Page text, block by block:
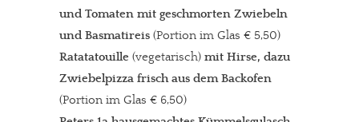
und Tomaten mit geschmorten Zwiebeln
und Basmatireis (Portion im Glas € 5,50)
Ratatatouille (vegetarisch) mit Hirse, dazu
Zwiebelpizza frisch aus dem Backofen
(Portion im Glas € 6,50)